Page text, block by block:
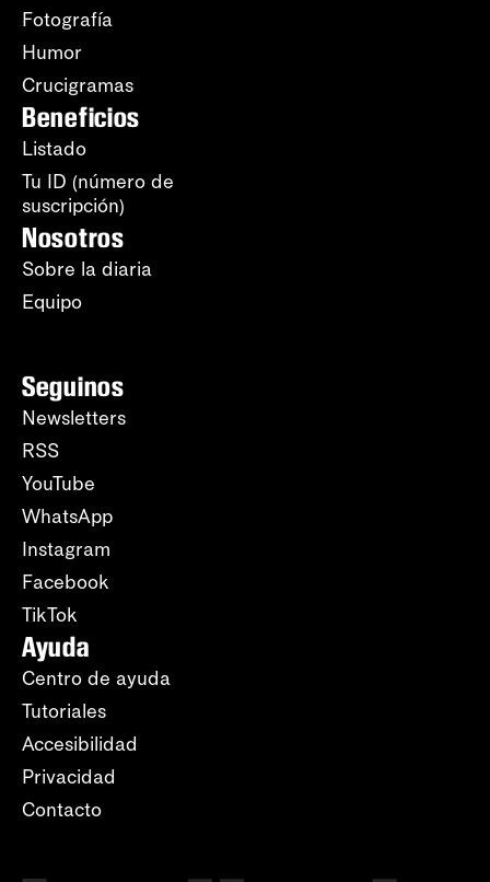
Fotografía
Humor
Crucigramas
Beneficios
Listado
Tu ID (número de
suscripción)
Nosotros
Sobre la diaria
Equipo
Seguinos
Newsletters
RSS
YouTube
WhatsApp
Instagram
Facebook
TikTok
Ayuda
Centro de ayuda
Tutoriales
Accesibilidad
Privacidad
Contacto